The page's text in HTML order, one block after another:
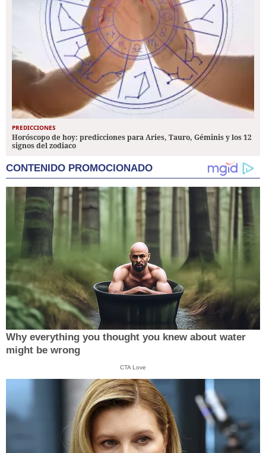
PREDICCIONES
Horóscopo de hoy: predicciones para Aries, Tauro, Géminis y los 12
signos del zodiaco
CONTENIDO PROMOCIONADO
Why everything you thought you knew about water
might be wrong
CTA Love